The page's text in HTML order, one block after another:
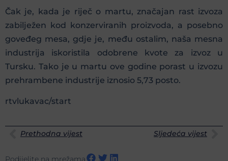
Čak je, kada je riječ o martu, značajan rast izvoza
zabilježen kod konzerviranih proizvoda, a posebno
goveđeg mesa, gdje je, među ostalim, naša mesna
industrija iskoristila odobrene kvote za izvoz u
Tursku. Tako je u martu ove godine porast u izvozu
prehrambene industrije iznosio 5,73 posto.
rtvlukavac/start
Prethodna vijest Sljedeća vijest
Podijelite na mrežama